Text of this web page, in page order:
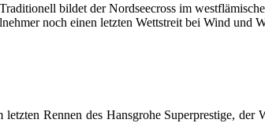
bildet der Nordseecross im
noch einen letzten Wettstreit bei Wind und
Rennen des Hansgrohe Superprestige,